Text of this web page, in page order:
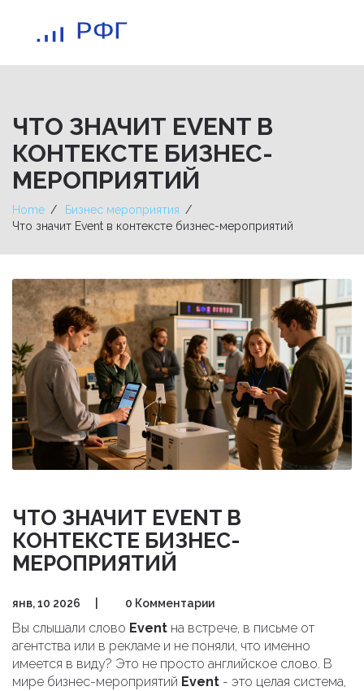
ЧТО ЗНАЧИТ EVENT В
КОНТЕКСТЕ БИЗНЕС-
МЕРОПРИЯТИЙ
Home
Бизнес мероприятия
Что значит Event в контексте бизнес-мероприятий
ЧТО ЗНАЧИТ EVENT В
КОНТЕКСТЕ БИЗНЕС-
МЕРОПРИЯТИЙ
янв, 10 2026 0 Комментарии
Вы слышали слово Event на встрече, в письме от
агентства или в рекламе и не поняли, что именно
имеется в виду? Это не просто английское слово. В
мире бизнес-мероприятий Event - это целая система,